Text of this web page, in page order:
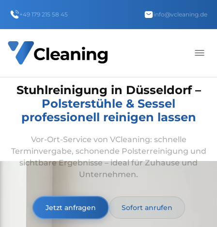
+49 179 215 58 45 info@vcleaning.de
Stuhlreinigung in Düsseldorf –
Polsterstühle & Sessel
professionell reinigen lassen
Vor-Ort-Service von VCleaning: schnelle
Terminvergabe, schonende Polsterreinigung und
sichtbare Ergebnisse – ideal für Zuhause und
Unternehmen.
Jetzt anfragen Sofort anrufen